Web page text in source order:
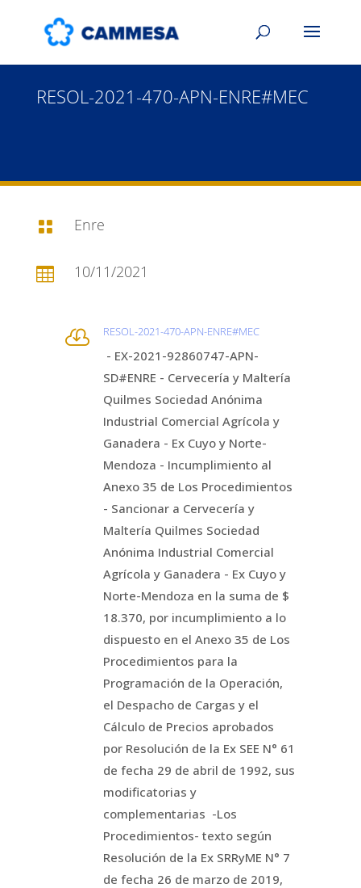
RESOL-2021-470-APN-ENRE#MEC
 Enre
 10/11/2021
 RESOL-2021-470-APN-ENRE#MEC
- EX-2021-92860747-APN-
SD#ENRE - Cervecería y Maltería
Quilmes Sociedad Anónima
Industrial Comercial Agrícola y
Ganadera - Ex Cuyo y Norte-
Mendoza - Incumplimiento al
Anexo 35 de Los Procedimientos
- Sancionar a Cervecería y
Maltería Quilmes Sociedad
Anónima Industrial Comercial
Agrícola y Ganadera - Ex Cuyo y
Norte-Mendoza en la suma de $
18.370, por incumplimiento a lo
dispuesto en el Anexo 35 de Los
Procedimientos para la
Programación de la Operación,
el Despacho de Cargas y el
Cálculo de Precios aprobados
por Resolución de la Ex SEE N° 61
de fecha 29 de abril de 1992, sus
modificatorias y
complementarias -Los
Procedimientos- texto según
Resolución de la Ex SRRyME N° 7
de fecha 26 de marzo de 2019,